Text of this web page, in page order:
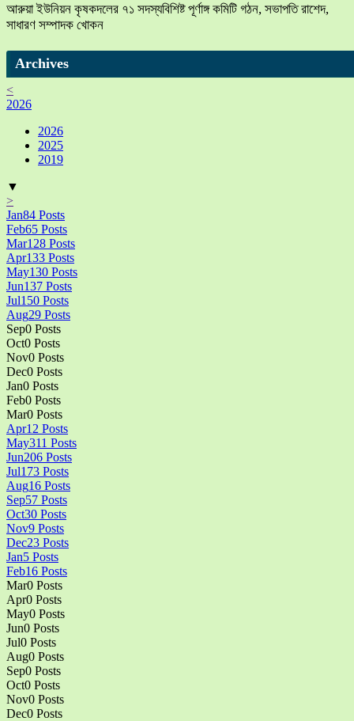
আরুয়া ইউনিয়ন কৃষকদলের ৭১ সদস্যবিশিষ্ট পূর্ণাঙ্গ কমিটি গঠন, সভাপতি রাশেদ,
সাধারণ সম্পাদক খোকন
Archives
<
2026
2026
2025
2019
▼
>
Jan84 Posts
Feb65 Posts
Mar128 Posts
Apr133 Posts
May130 Posts
Jun137 Posts
Jul150 Posts
Aug29 Posts
Sep0 Posts
Oct0 Posts
Nov0 Posts
Dec0 Posts
Jan0 Posts
Feb0 Posts
Mar0 Posts
Apr12 Posts
May311 Posts
Jun206 Posts
Jul173 Posts
Aug16 Posts
Sep57 Posts
Oct30 Posts
Nov9 Posts
Dec23 Posts
Jan5 Posts
Feb16 Posts
Mar0 Posts
Apr0 Posts
May0 Posts
Jun0 Posts
Jul0 Posts
Aug0 Posts
Sep0 Posts
Oct0 Posts
Nov0 Posts
Dec0 Posts